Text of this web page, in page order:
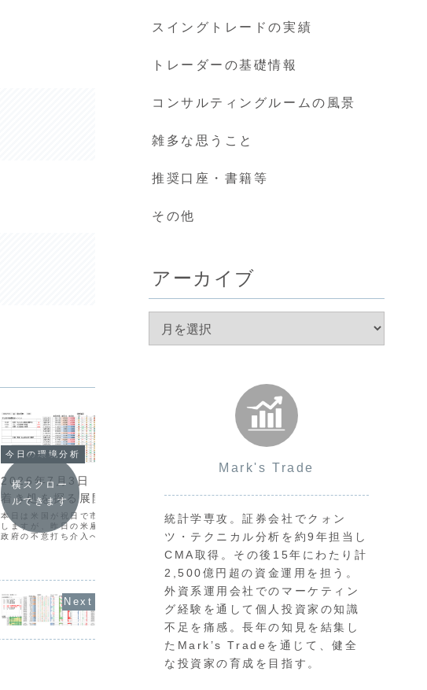
今日の環境分析
2026年7月3日（金）JPYの落
着き処を探る展開？
本日は米国が祝日で市場の流動性が低下
しますが、昨日の米雇用統計の下振れと
政府の不意打ち介入への警戒から、円買
USDJPYは161円台まで急落したもの
の、依然として歴史的な円安水準にあ
相との対談や米CPIに警戒！
昨日は、ボラティリティが低下し市場全
般に様子見の展開となりました。本日
は、日米の経済指標やベッセント米財務
で、市場が活発に動く可能性が高いと思
います。特に米国の消費者物価指数や、
日銀の政策決定会合における主...
横スクロー
ルできます
スイングトレードの実績
トレーダーの基礎情報
コンサルティングルームの風景
雑多な思うこと
推奨口座・書籍等
その他
アーカイブ
Mark's Trade
統計学専攻。証券会社でクォン
ツ・テクニカル分析を約9年担当し
CMA取得。その後15年にわたり計
2,500億円超の資金運用を担う。
外資系運用会社でのマーケティン
グ経験を通して個人投資家の知識
不足を痛感。長年の知見を結集し
たMark’s Tradeを通じて、健全
な投資家の育成を目指す。